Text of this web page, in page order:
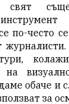
свят
по-често
обаче и
за